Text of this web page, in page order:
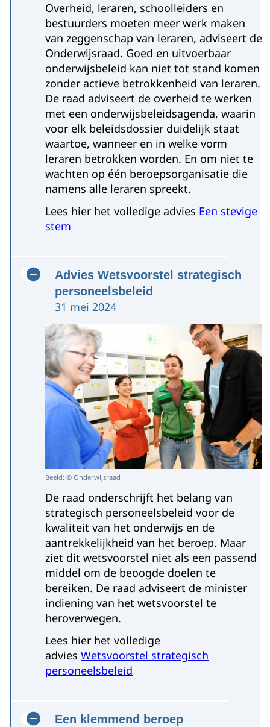
Overheid, leraren, schoolleiders en
bestuurders moeten meer werk maken
van zeggenschap van leraren, adviseert de
Onderwijsraad. Goed en uitvoerbaar
onderwijsbeleid kan niet tot stand komen
zonder actieve betrokkenheid van leraren.
De raad adviseert de overheid te werken
met een onderwijsbeleidsagenda, waarin
voor elk beleidsdossier duidelijk staat
waartoe, wanneer en in welke vorm
leraren betrokken worden. En om niet te
wachten op één beroepsorganisatie die
namens alle leraren spreekt.
Lees hier het volledige advies Een stevige
stem
Advies Wetsvoorstel strategisch
personeelsbeleid
31 mei 2024
Beeld: © Onderwijsraad
De raad onderschrijft het belang van
strategisch personeelsbeleid voor de
kwaliteit van het onderwijs en de
aantrekkelijkheid van het beroep. Maar
ziet dit wetsvoorstel niet als een passend
middel om de beoogde doelen te
bereiken. De raad adviseert de minister
indiening van het wetsvoorstel te
heroverwegen.
Lees hier het volledige
advies Wetsvoorstel strategisch
personeelsbeleid
Een klemmend beroep